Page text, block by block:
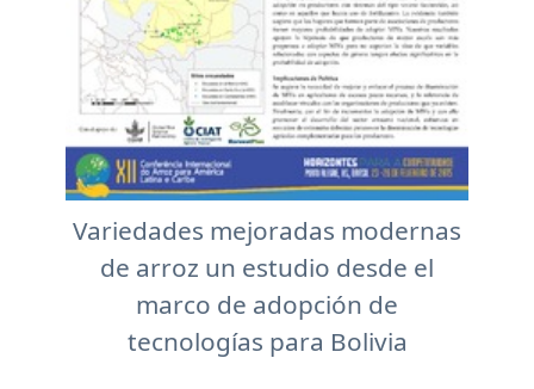
Variedades mejoradas modernas
de arroz un estudio desde el
marco de adopción de
tecnologías para Bolivia